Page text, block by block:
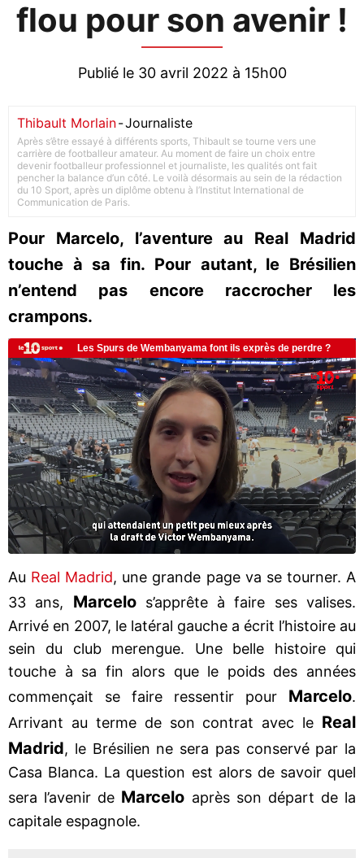
flou pour son avenir !
Publié le 30 avril 2022 à 15h00
Thibault Morlain-Journaliste
Après s’être essayé à différents sports, Thibault se tourne vers une
carrière de footballeur amateur. Au moment de faire un choix entre
devenir footballeur professionnel et journaliste, les qualités ont fait
pencher la balance d’un côté. Le voilà désormais au sein de la rédaction
du 10 Sport, après un diplôme obtenu à l’Institut International de
Communication de Paris.
Pour Marcelo, l’aventure au Real Madrid
touche à sa fin. Pour autant, le Brésilien
n’entend pas encore raccrocher les
crampons.
Au Real Madrid, une grande page va se tourner. A
33 ans, Marcelos’apprête à faire ses valises.
Arrivé en 2007, le latéral gauche a écrit l’histoire au
sein du club merengue. Une belle histoire qui
touche à sa fin alors que le poids des années
commençait se faire ressentir pour Marcelo.
Arrivant au terme de son contrat avec le Real
Madrid, le Brésilien ne sera pas conservé par la
Casa Blanca. La question est alors de savoir quel
sera l’avenir de Marcelo après son départ de la
capitale espagnole.